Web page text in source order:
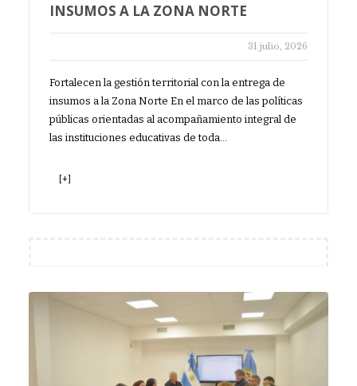
INSUMOS A LA ZONA NORTE
31 julio, 2026
Fortalecen la gestión territorial con la entrega de
insumos a la Zona Norte En el marco de las políticas
públicas orientadas al acompañamiento integral de
las instituciones educativas de toda…
[+]